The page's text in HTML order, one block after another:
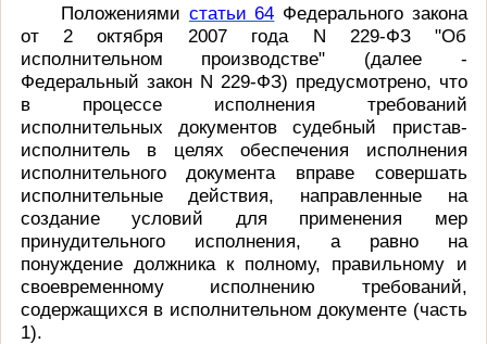
Положениями статьи 64 Федерального закона
от 2 октября 2007 года N 229-ФЗ "Об
исполнительном производстве" (далее -
Федеральный закон N 229-ФЗ) предусмотрено, что
в процессе исполнения требований
исполнительных документов судебный пристав-
исполнитель в целях обеспечения исполнения
исполнительного документа вправе совершать
исполнительные действия, направленные на
создание условий для применения мер
принудительного исполнения, а равно на
понуждение должника к полному, правильному и
своевременному исполнению требований,
содержащихся в исполнительном документе (часть
1).